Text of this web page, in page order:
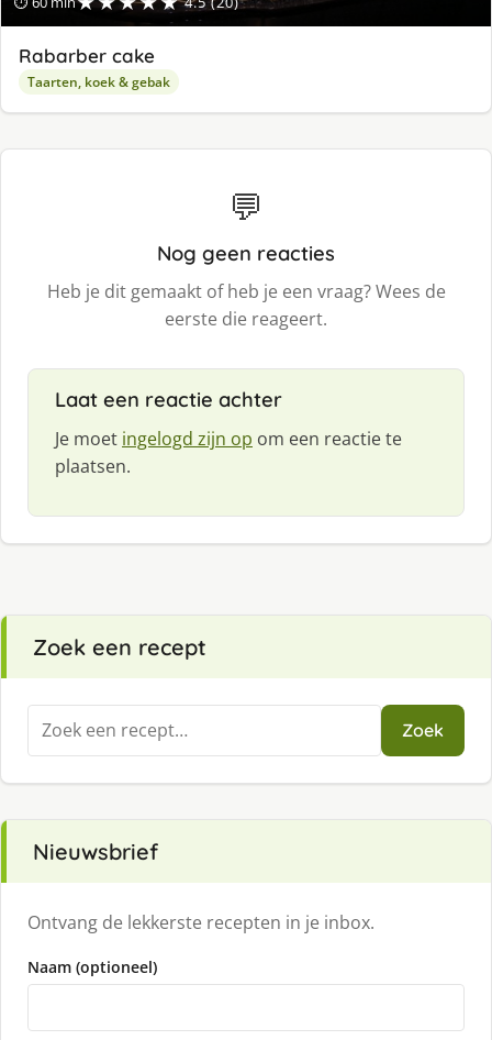
Rabarber cake
Taarten, koek & gebak
💬
Nog geen reacties
Heb je dit gemaakt of heb je een vraag? Wees de
eerste die reageert.
Laat een reactie achter
Je moet ingelogd zijn op om een reactie te
plaatsen.
Zoek een recept
Zoeken
naar:
Zoek
Nieuwsbrief
Ontvang de lekkerste recepten in je inbox.
Naam (optioneel)